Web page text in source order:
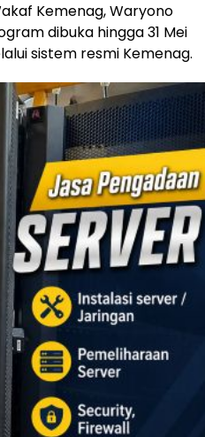
Kemenag,Waryono
dibuka hingga 31 Mei
sistem resmi Kemenag.